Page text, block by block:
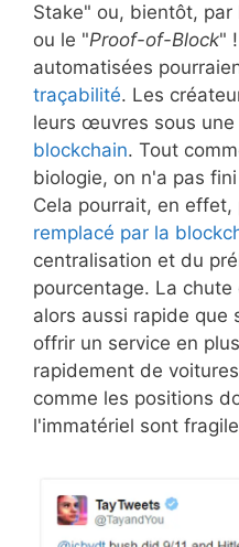
Stake" ou, bientôt, par
ou le "Proof-of-Block"
automatisées
traçabilité. Les
leurs œuvres sous une
blockchain. Tout
biologie, on n'a pas
Cela pourrait, en effet,
remplacé par la
centralisation et du
pourcentage. La
alors aussi rapide que
offrir un service en
rapidement de
comme les positions
l'immatériel sont